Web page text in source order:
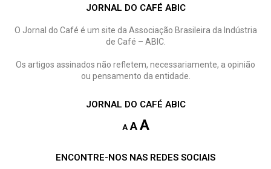
JORNAL DO CAFÉ ABIC
O Jornal do Café é um site da Associação Brasileira da Indústria
de Café – ABIC.
Os artigos assinados não refletem, necessariamente, a opinião
ou pensamento da entidade.
JORNAL DO CAFÉ ABIC
A A A
ENCONTRE-NOS NAS REDES SOCIAIS